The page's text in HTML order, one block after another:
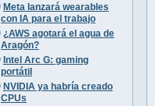
Meta lanzará wearables
con IA para el trabajo
¿AWS agotará el agua de
Aragón?
Intel Arc G: gaming
portátil
NVIDIA ya habría creado
CPUs